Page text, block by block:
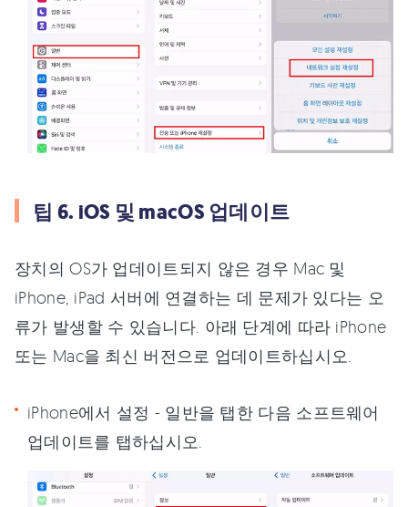
팁 6. iOS 및 macOS 업데이트
장치의 OS가 업데이트되지 않은 경우 Mac 및
iPhone, iPad 서버에 연결하는 데 문제가 있다는 오
류가 발생할 수 있습니다. 아래 단계에 따라 iPhone
또는 Mac을 최신 버전으로 업데이트하십시오.
iPhone에서 설정 - 일반을 탭한 다음 소프트웨어
업데이트를 탭하십시오.